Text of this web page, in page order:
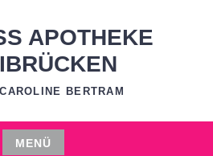
APOTHEKE
BERTRAM
MENÜ